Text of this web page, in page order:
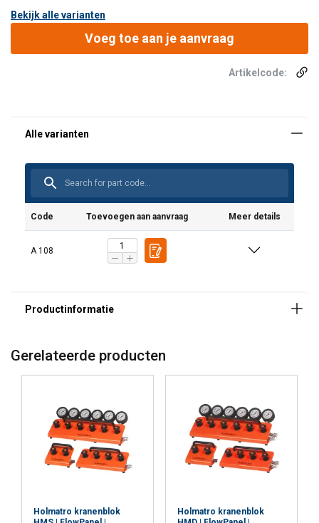
Bekijk alle varianten
Voeg toe aan je aanvraag
Artikelcode:
Code Toevoegen aan aanvraag Meer details
A 108
Manometer in een hoek van 45° te plaatsen d.m.v.
Gerelateerde producten
Holmatro kranenblok
Holmatro kranenblok